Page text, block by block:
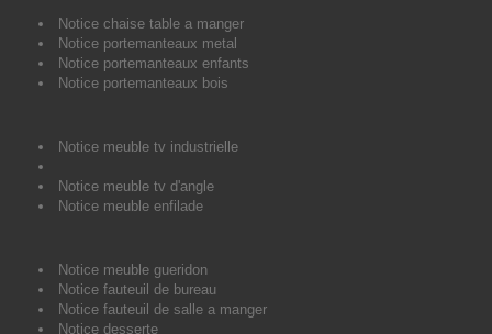
Notice chaise table a manger
Notice portemanteaux metal
Notice portemanteaux enfants
Notice portemanteaux bois
Notice meuble tv industrielle
Notice meuble tv d'angle
Notice meuble enfilade
Notice meuble gueridon
Notice fauteuil de bureau
Notice fauteuil de salle a manger
Notice desserte